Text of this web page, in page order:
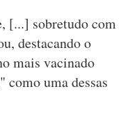
[...] sobretudo com
destacando o
mais vacinado
uma dessas